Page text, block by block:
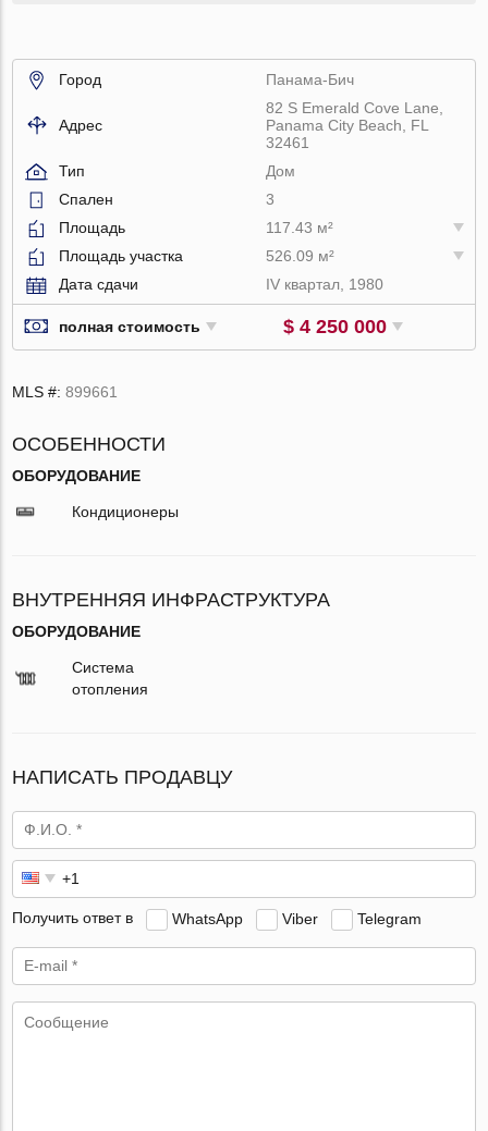
Город Панама-Бич
Адрес
82 S Emerald Cove Lane,
Panama City Beach, FL
32461
Тип
Дом
Спален
3
Площадь
117.43 м²
Площадь участка
526.09 м²
Дата сдачи
IV квартал, 1980
полная стоимость $ 4 250 000
MLS #:899661
ОСОБЕННОСТИ
ОБОРУДОВАНИЕ
Кондиционеры
ВНУТРЕННЯЯ ИНФРАСТРУКТУРА
ОБОРУДОВАНИЕ
Система
отопления
НАПИСАТЬ ПРОДАВЦУ
Получить ответ в WhatsApp Viber Telegram